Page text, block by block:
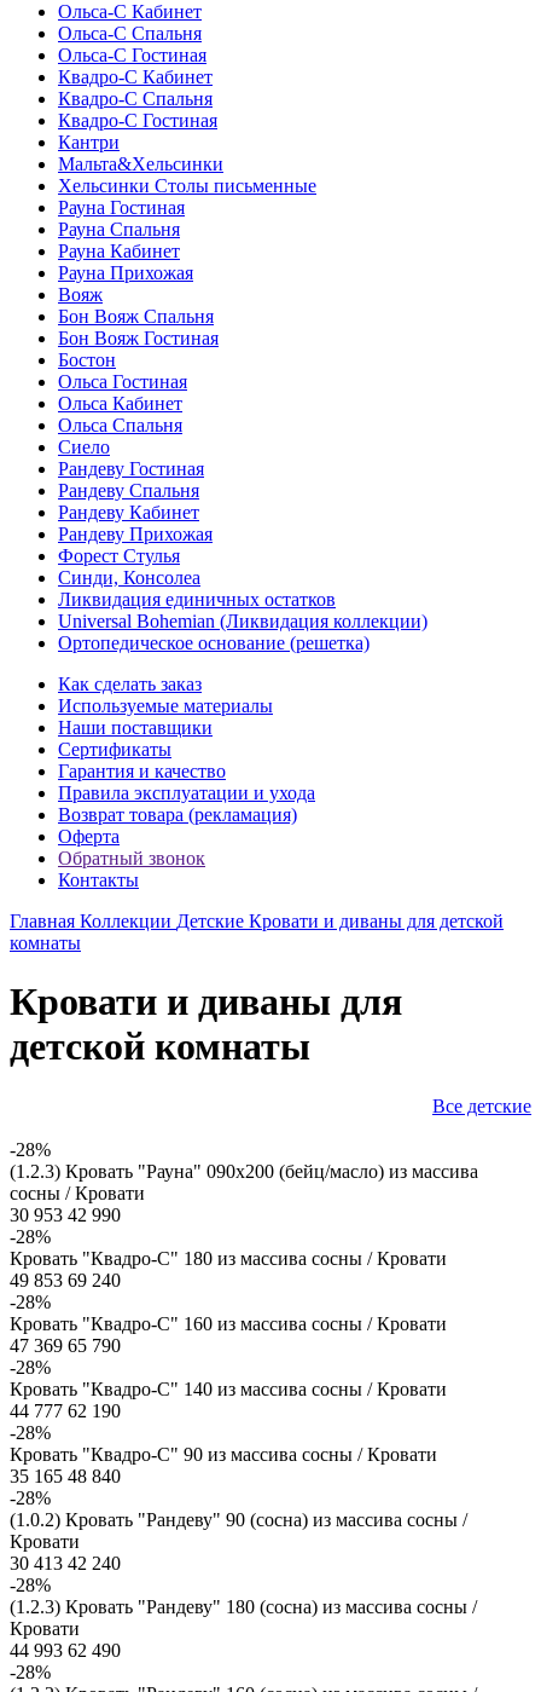
Ольса-С Кабинет
Ольса-С Спальня
Ольса-С Гостиная
Квадро-С Кабинет
Квадро-С Спальня
Квадро-С Гостиная
Кантри
Мальта&Хельсинки
Хельсинки Столы письменные
Рауна Гостиная
Рауна Спальня
Рауна Кабинет
Рауна Прихожая
Вояж
Бон Вояж Спальня
Бон Вояж Гостиная
Бостон
Ольса Гостиная
Ольса Кабинет
Ольса Спальня
Сиело
Рандеву Гостиная
Рандеву Спальня
Рандеву Кабинет
Рандеву Прихожая
Форест Стулья
Синди, Консолеа
Ликвидация единичных остатков
Universal Bohemian (Ликвидация коллекции)
Ортопедическое основание (решетка)
Как сделать заказ
Используемые материалы
Наши поставщики
Сертификаты
Гарантия и качество
Правила эксплуатации и ухода
Возврат товара (рекламация)
Оферта
Обратный звонок
Контакты
Главная Коллекции Детские Кровати и диваны для детской
комнаты
Кровати и диваны для
детской комнаты
Все детские
-28%
(1.2.3) Кровать "Рауна" 090x200 (бейц/масло) из массива
сосны / Кровати
30 953 42 990
-28%
Кровать "Квадро-С" 180 из массива сосны / Кровати
49 853 69 240
-28%
Кровать "Квадро-С" 160 из массива сосны / Кровати
47 369 65 790
-28%
Кровать "Квадро-С" 140 из массива сосны / Кровати
44 777 62 190
-28%
Кровать "Квадро-С" 90 из массива сосны / Кровати
35 165 48 840
-28%
(1.0.2) Кровать "Рандеву" 90 (сосна) из массива сосны /
Кровати
30 413 42 240
-28%
(1.2.3) Кровать "Рандеву" 180 (сосна) из массива сосны /
Кровати
44 993 62 490
-28%